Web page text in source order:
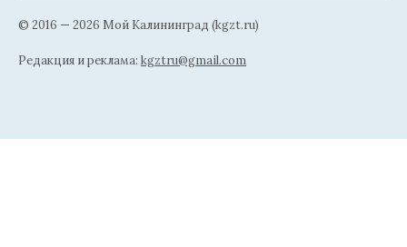
© 2016 — 2026 Мой Калининград (kgzt.ru)
Редакция и реклама: kgztru@gmail.com